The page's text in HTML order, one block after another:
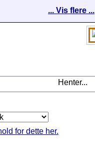
... Vis flere ...
Henter...
for dette her.